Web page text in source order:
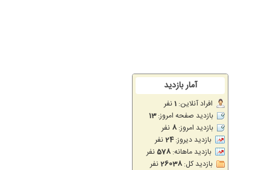
منطقه با ترکیب جذابیت‌های شهری و آرامش محیطی، به مکانی
ایده‌آل برای زندگی و کار تبدیل شده است.
تاریخچه شهرک غرب
شهرک غرب در دهه‌های گذشته با هدف ایجاد یک منطقه مدرن و